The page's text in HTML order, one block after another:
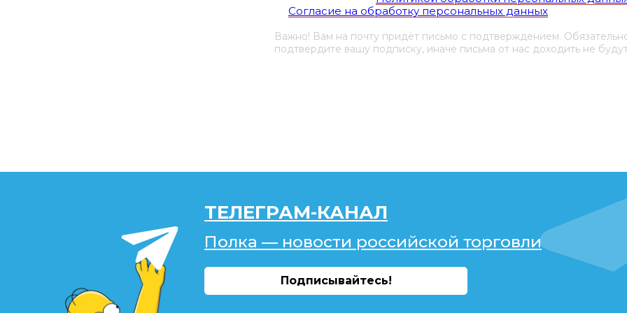
Согласие на обработку персональных данных
Важно! Вам на почту придёт письмо с подтверждением.
подтвердите вашу подписку, иначе письма от нас доходить не
ТЕЛЕГРАМ-КАНАЛ
Полка — новости российской торговли
Подписывайтесь!